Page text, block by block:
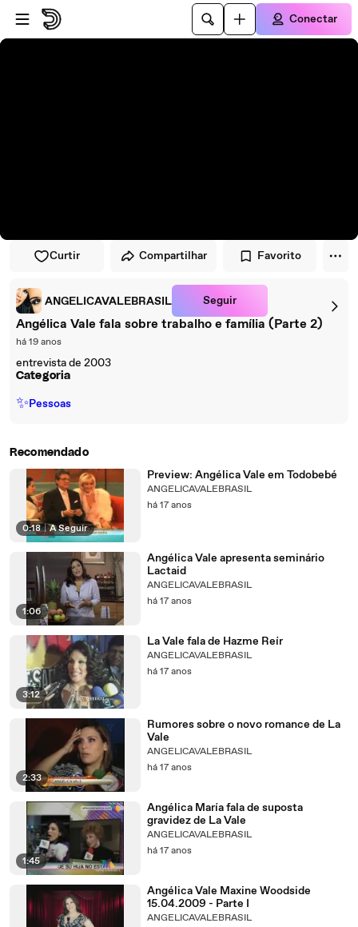
Pular para o player
Ir para o conteúdo principal
Conectar
Curtir Compartilhar Favorito
ANGELICAVALEBRASIL Seguir
Angélica Vale fala sobre trabalho e família (Parte 2)
há 19 anos
entrevista de 2003
Categoria
✨Pessoas
Recomendado
0:18 | A Seguir
Preview: Angélica Vale em Todobebé
ANGELICAVALEBRASIL
há 17 anos
1:06
Angélica Vale apresenta seminário
Lactaid
ANGELICAVALEBRASIL
há 17 anos
3:12
La Vale fala de Hazme Reír
ANGELICAVALEBRASIL
há 17 anos
2:33
Rumores sobre o novo romance de La
Vale
ANGELICAVALEBRASIL
há 17 anos
1:45
Angélica María fala de suposta
gravidez de La Vale
ANGELICAVALEBRASIL
há 17 anos
Angélica Vale Maxine Woodside
15.04.2009 - Parte I
ANGELICAVALEBRASIL